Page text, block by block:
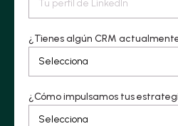
¿Tienes algún CRM
¿Cómo impulsamos tus